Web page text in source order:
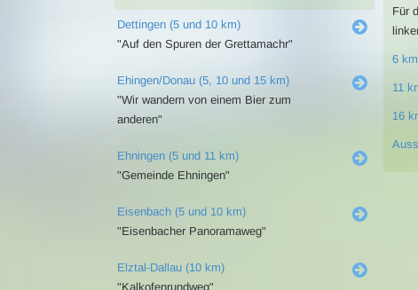
Dettingen (5 und 10 km)
"Auf den Spuren der Grettamachr"
Ehingen/Donau (5, 10 und 15 km)
"Wir wandern von einem Bier zum
anderen"
Ehningen (5 und 11 km)
"Gemeinde Ehningen"
Eisenbach (5 und 10 km)
"Eisenbacher Panoramaweg"
Elztal-Dallau (10 km)
"Kalkofenrundweg"
Für
6
11
16